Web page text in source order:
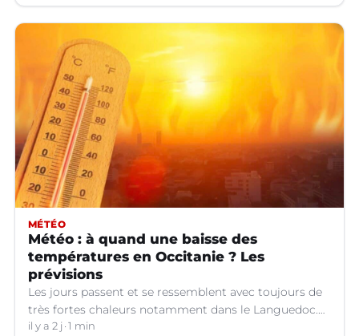
MÉTÉO
Météo : à quand une baisse des
températures en Occitanie ? Les
prévisions
Les jours passent et se ressemblent avec toujours de
très fortes chaleurs notamment dans le Languedoc.
Jusqu’à quand ?
il y a 2 j 1 min